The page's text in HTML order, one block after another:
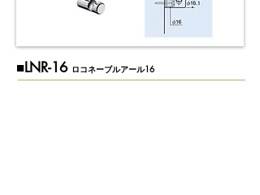
​■LNR-16 ロコネーブルアール16